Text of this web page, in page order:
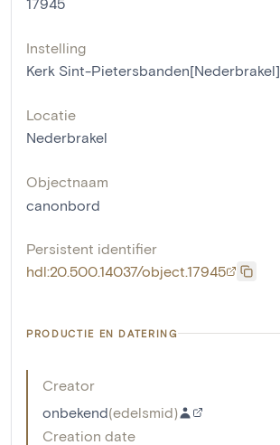
Instelling
Kerk Sint-Pietersbanden[Nederbrakel]
Locatie
Nederbrakel
Objectnaam
canonbord
Persistent identifier
hdl:20.500.14037/object.17945
PRODUCTIE EN DATERING
Creator
onbekend(edelsmid)
Creation date